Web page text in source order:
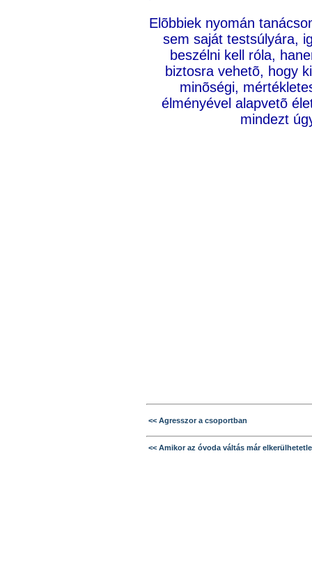
Elõbbiek nyomán
sem saját testsúlyára,
beszélni kell róla,
biztosra vehetõ, hogy
minõségi,
élményével alapvetõ
mindezt
<< Agresszor a csoportban
<< Amikor az óvoda váltás már